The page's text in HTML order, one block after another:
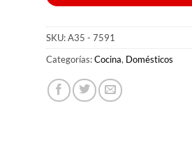
SKU:A35 - 7591
Categorías:Cocina, Domésticos